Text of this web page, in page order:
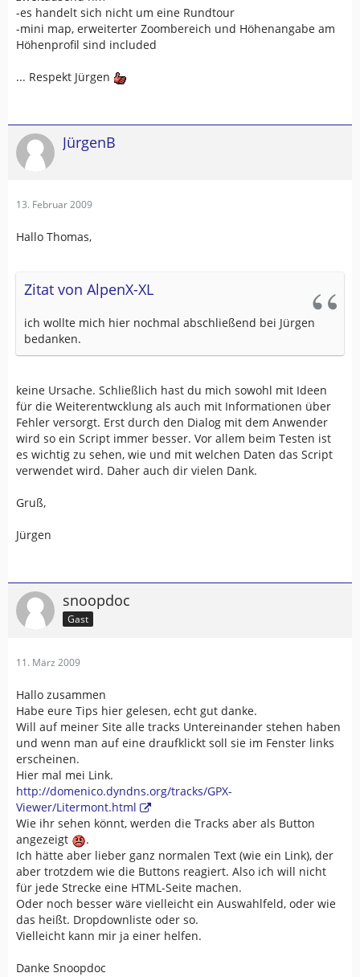
-es handelt sich nicht um eine Rundtour
-mini map, erweiterter Zoombereich und Höhenangabe am
Höhenprofil sind included
... Respekt Jürgen
JürgenB
13. Februar 2009
Hallo Thomas,
Zitat von AlpenX-XL
ich wollte mich hier nochmal abschließend bei Jürgen
bedanken.
keine Ursache. Schließlich hast du mich sowohl mit Ideen
für die Weiterentwcklung als auch mit Informationen über
Fehler versorgt. Erst durch den Dialog mit dem Anwender
wird so ein Script immer besser. Vor allem beim Testen ist
es wichtig zu sehen, wie und mit welchen Daten das Script
verwendet wird. Daher auch dir vielen Dank.
Gruß,
Jürgen
snoopdoc
Gast
11. März 2009
Hallo zusammen
Habe eure Tips hier gelesen, echt gut danke.
Will auf meiner Site alle tracks Untereinander stehen haben
und wenn man auf eine draufklickt soll sie im Fenster links
erscheinen.
Hier mal mei Link.
http://domenico.dyndns.org/tracks/GPX-
Viewer/Litermont.html
Wie ihr sehen könnt, werden die Tracks aber als Button
angezeigt
.
Ich hätte aber lieber ganz normalen Text (wie ein Link), der
aber trotzdem wie die Buttons reagiert. Also ich will nicht
für jede Strecke eine HTML-Seite machen.
Oder noch besser wäre vielleicht ein Auswahlfeld, oder wie
das heißt. Dropdownliste oder so.
Vielleicht kann mir ja einer helfen.
Danke Snoopdoc